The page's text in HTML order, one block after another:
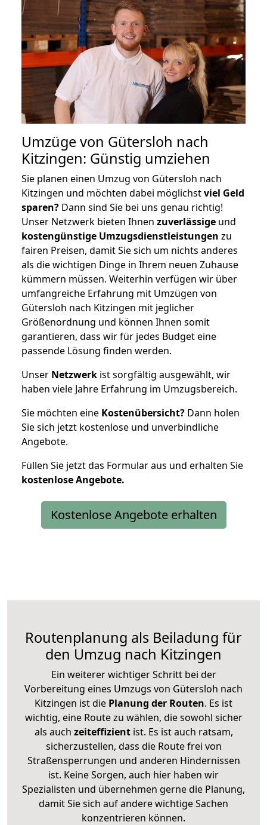
Umzüge von Gütersloh nach
Kitzingen: Günstig umziehen
Sie planen einen Umzug von Gütersloh nach
Kitzingen und möchten dabei möglichstviel Geld
sparen? Dann sind Sie bei uns genau richtig!
Unser Netzwerk bieten Ihnen zuverlässige und
kostengünstige Umzugsdienstleistungen zu
fairen Preisen, damit Sie sich um nichts anderes
als die wichtigen Dinge in Ihrem neuen Zuhause
kümmern müssen. Weiterhin verfügen wir über
umfangreiche Erfahrung mit Umzügen von
Gütersloh nach Kitzingen mit jeglicher
Größenordnung und können Ihnen somit
garantieren, dass wir für jedes Budget eine
passende Lösung finden werden.
Unser Netzwerk ist sorgfältig ausgewählt, wir
haben viele Jahre Erfahrung im Umzugsbereich.
Sie möchten eine Kostenübersicht? Dann holen
Sie sich jetzt kostenlose und unverbindliche
Angebote.
Füllen Sie jetzt das Formular aus und erhalten Sie
kostenloseAngebote.
Kostenlose Angebote erhalten
Routenplanung als Beiladung für
den Umzug nach Kitzingen
Ein weiterer wichtiger Schritt bei der
Vorbereitung eines Umzugs von Gütersloh nach
Kitzingen ist die Planung der Routen. Es ist
wichtig, eine Route zu wählen, die sowohl sicher
als auch zeiteffizientist. Es ist auch ratsam,
sicherzustellen, dass die Route frei von
Straßensperrungen und anderen Hindernissen
ist. Keine Sorgen, auch hier haben wir
Spezialisten und übernehmen gerne die Planung,
damit Sie sich auf andere wichtige Sachen
konzentrieren können.